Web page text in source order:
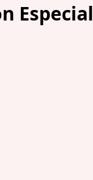
Especial